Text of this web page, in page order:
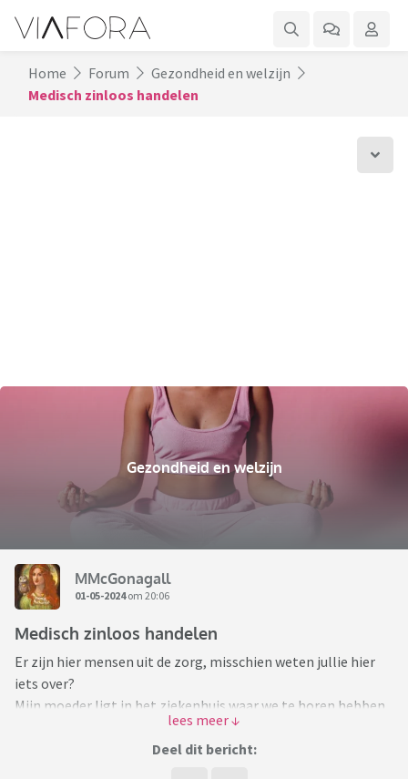
Home Forum
Gezondheid en welzijn
Medisch zinloos handelen
Gezondheid en welzijn
MMcGonagall
01-05-2024om 20:06
Medisch zinloos handelen
Er zijn hier mensen uit de zorg, misschien weten jullie hier
iets over?
Mijn moeder ligt in het ziekenhuis waar we te horen hebben
gekregen dat ze geen voedingsstoffen via een infuus
toegediend gaat krijgen. Ook zullen ze niet reanimeren als
Deel dit bericht: